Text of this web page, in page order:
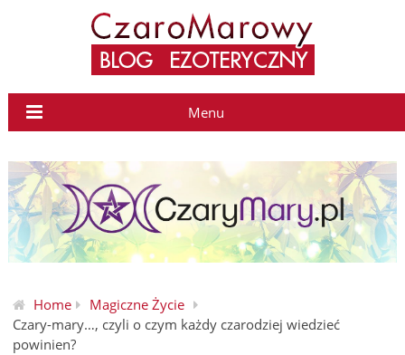
Menu
Home
Magiczne Życie
Czary-mary…, czyli o czym każdy czarodziej wiedzieć
powinien?